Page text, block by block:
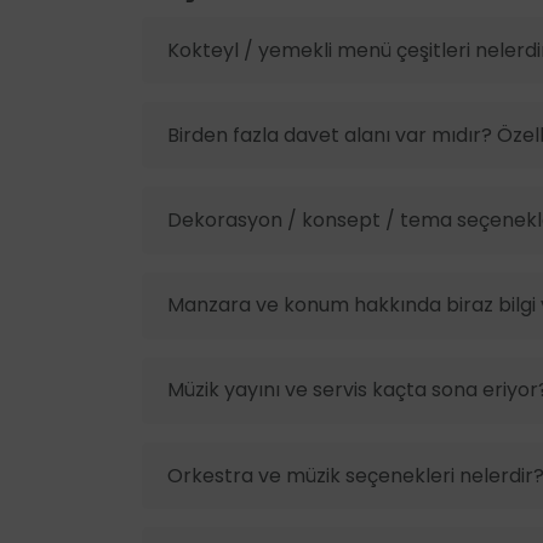
bölgede yer alır. Ulaşım açısından hem
Panoramik manzara
Masa süsleme ve dekorasyon
Video ve fotoğraf çekimi
Kokteyl / yemekli menü çeşitleri
Birden fazla davet alanı var mıdır?
Dekorasyon / konsept / tema
Manzara ve konum hakkında biraz
Müzik yayını ve servis kaçta sona
Orkestra ve müzik seçenekleri nelerdir?